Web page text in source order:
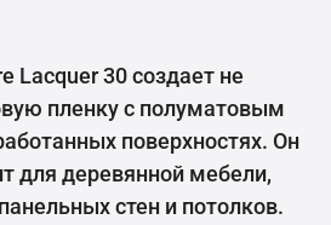
Lacquer 30 создает не
пленку с полуматовым
поверхностях. Он
для деревянной мебели,
стен и потолков.